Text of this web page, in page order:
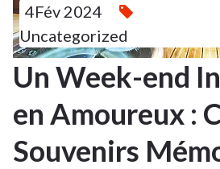
4Fév 2024
Uncategorized
Un Week-end
en Amoureux :
Souvenirs